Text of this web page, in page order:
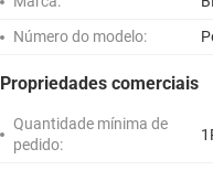
Número do modelo:
Propriedades comerciais
Quantidade mínima de
pedido: